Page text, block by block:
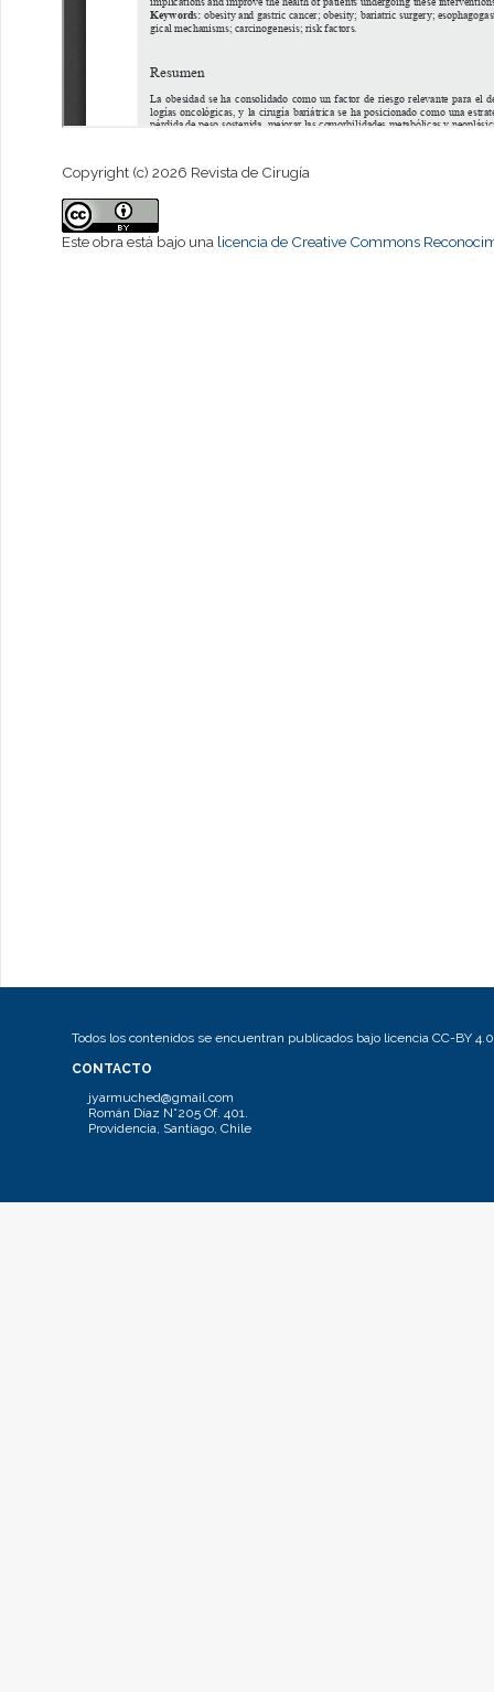
Copyright (c) 2026 Revista de Cirugía
Este obra está bajo una licencia de Creative Commons
Todos los contenidos se encuentran publicados bajo licencia CC-BY 4.0
CONTACTO
jyarmuched@gmail.com
Román Díaz N°205 Of. 401.
Providencia, Santiago, Chile